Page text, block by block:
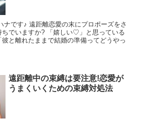
ナです♪ 遠距離恋愛の末にプロポーズをさ
ちでいますか? 「嬉しい♡」と思っている
と離れたままで結婚の準備ってどうやっ
遠距離中の束縛は要注意!恋愛が
うまくいくための束縛対処法